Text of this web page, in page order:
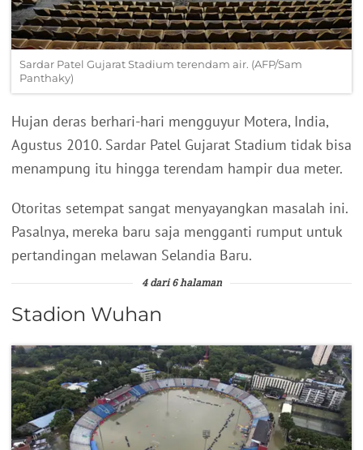
Sardar Patel Gujarat Stadium terendam air. (AFP/Sam
Panthaky)
Hujan deras berhari-hari mengguyur Motera, India,
Agustus 2010. Sardar Patel Gujarat Stadium tidak bisa
menampung itu hingga terendam hampir dua meter.
Otoritas setempat sangat menyayangkan masalah ini.
Pasalnya, mereka baru saja mengganti rumput untuk
pertandingan melawan Selandia Baru.
4 dari 6 halaman
Stadion Wuhan